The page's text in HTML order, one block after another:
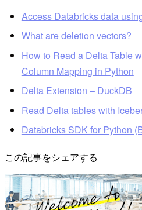
Access Databricks data
What are deletion vectors?
How to Read a Delta Table
Column Mapping in Python
Delta Extension – DuckDB
Read Delta tables with
Databricks SDK for Python
この記事をシェアする